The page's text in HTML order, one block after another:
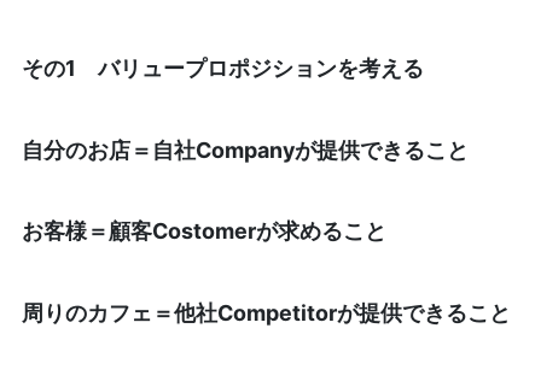
その1 バリュープロポジションを考える
自分のお店＝自社Companyが提供できること
お客様＝顧客Costomerが求めること
周りのカフェ＝他社Competitorが提供できること